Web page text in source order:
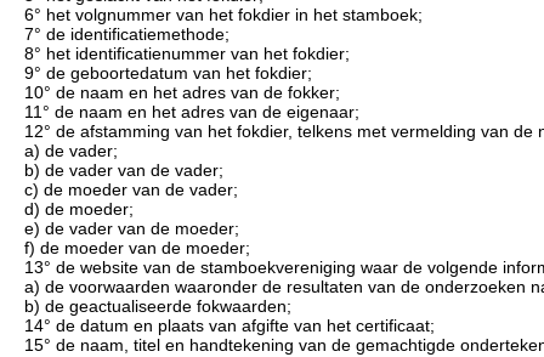
6° het volgnummer van het fokdier in het stamboek;
7° de identificatiemethode;
8° het identificatienummer van het fokdier;
9° de geboortedatum van het fokdier;
10° de naam en het adres van de fokker;
11° de naam en het adres van de eigenaar;
12° de afstamming van het fokdier, telkens met vermelding van
a) de vader;
b) de vader van de vader;
c) de moeder van de vader;
d) de moeder;
e) de vader van de moeder;
f) de moeder van de moeder;
13° de website van de stamboekvereniging waar de volgende
a) de voorwaarden waaronder de resultaten van de onderzoeken
b) de geactualiseerde fokwaarden;
14° de datum en plaats van afgifte van het certificaat;
15° de naam, titel en handtekening van de gemachtigde